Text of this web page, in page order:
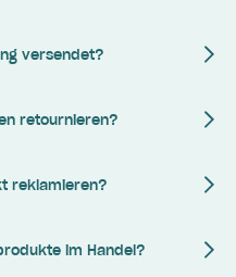
versendet?
retournieren?
reklamieren?
im Handel?